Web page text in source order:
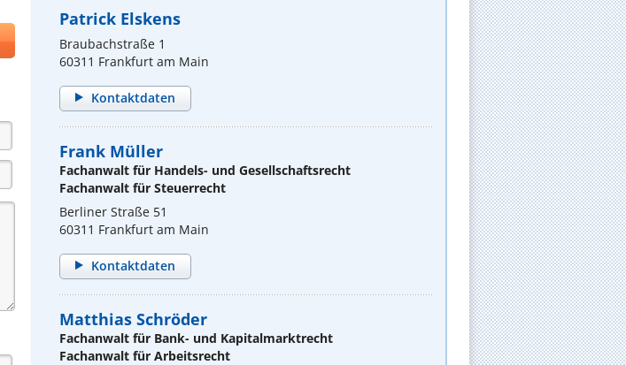
Patrick Elskens
Braubachstraße 1
60311 Frankfurt am Main
Kontaktdaten
Frank Müller
Fachanwalt für Handels- und Gesellschaftsrecht
Fachanwalt für Steuerrecht
Berliner Straße 51
60311 Frankfurt am Main
Kontaktdaten
Matthias Schröder
Fachanwalt für Bank- und Kapitalmarktrecht
Fachanwalt für Arbeitsrecht